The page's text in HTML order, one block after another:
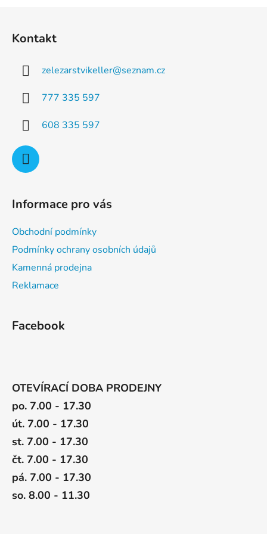
v
Kontakt
zelezarstvikeller@seznam.cz
777 335 597
608 335 597
Informace pro vás
Obchodní podmínky
Podmínky ochrany osobních údajů
Kamenná prodejna
Reklamace
Facebook
OTEVÍRACÍ DOBA PRODEJNY
po. 7.00 - 17.30
út. 7.00 - 17.30
st. 7.00 - 17.30
čt. 7.00 - 17.30
pá. 7.00 - 17.30
so. 8.00 - 11.30